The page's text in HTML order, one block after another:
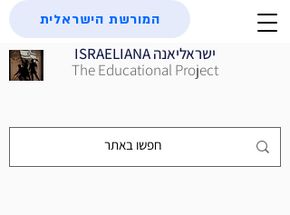
ISRAELIANA ישראליאנה
The Educational Project
המורשת הישראלית